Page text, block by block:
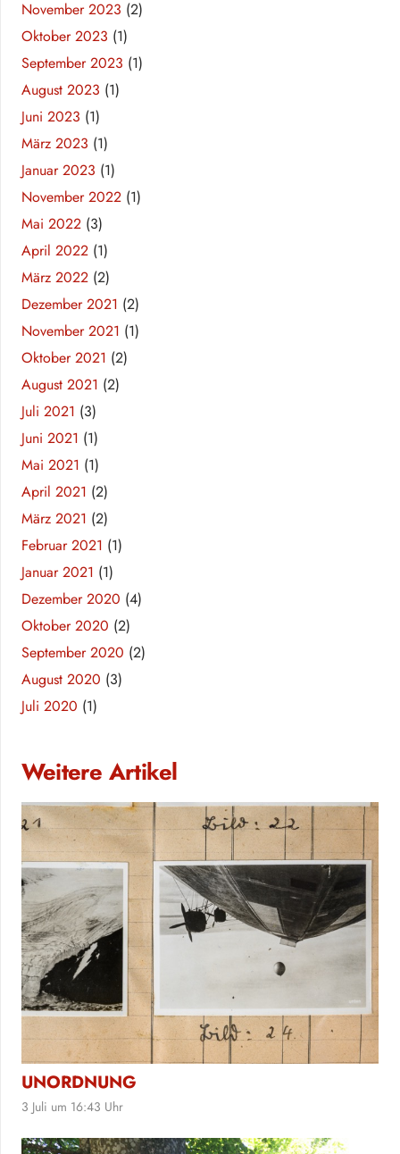
November 2023 (2)
Oktober 2023 (1)
September 2023 (1)
August 2023 (1)
Juni 2023 (1)
März 2023 (1)
Januar 2023 (1)
November 2022 (1)
Mai 2022 (3)
April 2022 (1)
März 2022 (2)
Dezember 2021 (2)
November 2021 (1)
Oktober 2021 (2)
August 2021 (2)
Juli 2021 (3)
Juni 2021 (1)
Mai 2021 (1)
April 2021 (2)
März 2021 (2)
Februar 2021 (1)
Januar 2021 (1)
Dezember 2020 (4)
Oktober 2020 (2)
September 2020 (2)
August 2020 (3)
Juli 2020 (1)
Weitere Artikel
UNORDNUNG
3 Juli um 16:43 Uhr